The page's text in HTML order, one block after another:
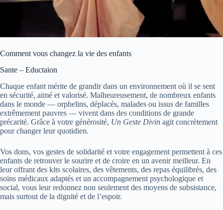
Comment vous changez la vie des enfants
Sante – Eductaion
Chaque enfant mérite de grandir dans un environnement où il se sent
en sécurité, aimé et valorisé. Malheureusement, de nombreux enfants
dans le monde — orphelins, déplacés, malades ou issus de familles
extrêmement pauvres — vivent dans des conditions de grande
précarité. Grâce à votre générosité, Un Geste Divin agit concrètement
pour changer leur quotidien.
Vos dons, vos gestes de solidarité et votre engagement permettent à ces
enfants de retrouver le sourire et de croire en un avenir meilleur. En
leur offrant des kits scolaires, des vêtements, des repas équilibrés, des
soins médicaux adaptés et un accompagnement psychologique et
social, vous leur redonnez non seulement des moyens de subsistance,
mais surtout de la dignité et de l’espoir.